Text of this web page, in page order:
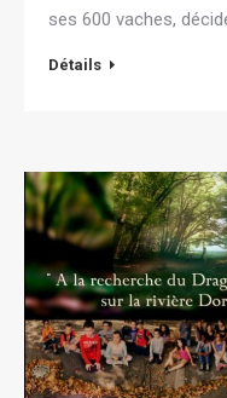
ses 600 vaches,
Détails